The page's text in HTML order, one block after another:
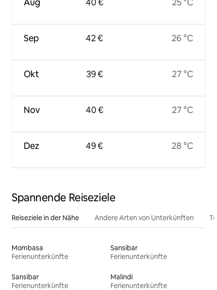
Sep
Okt
Nov
Dez
42 €
39 €
40 €
49 €
26 °C
27 °C
27 °C
28 °C
Spannende Reiseziele
Reiseziele in der Nähe Andere Arten von Unterkünften
Mombasa
Ferienunterkünfte
Sansibar
Ferienunterkünfte
Sansibar
Ferienunterkünfte
Malindi
Ferienunterkünfte